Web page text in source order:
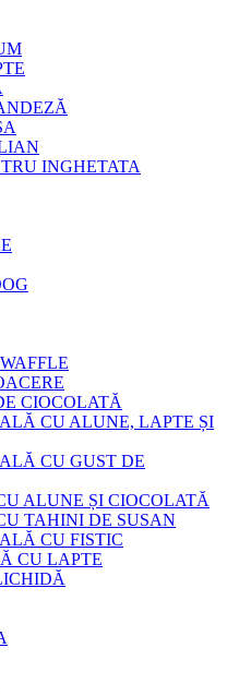
INGHETATA
CIOCOLATĂ
CU ALUNE, LAPTE ȘI
CU GUST DE
ALUNE ȘI CIOCOLATĂ
TAHINI DE SUSAN
CU FISTIC
CU LAPTE